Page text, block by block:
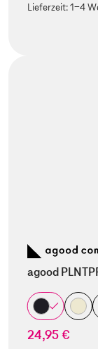
Lieferzeit:1-4
agood
24,95 €